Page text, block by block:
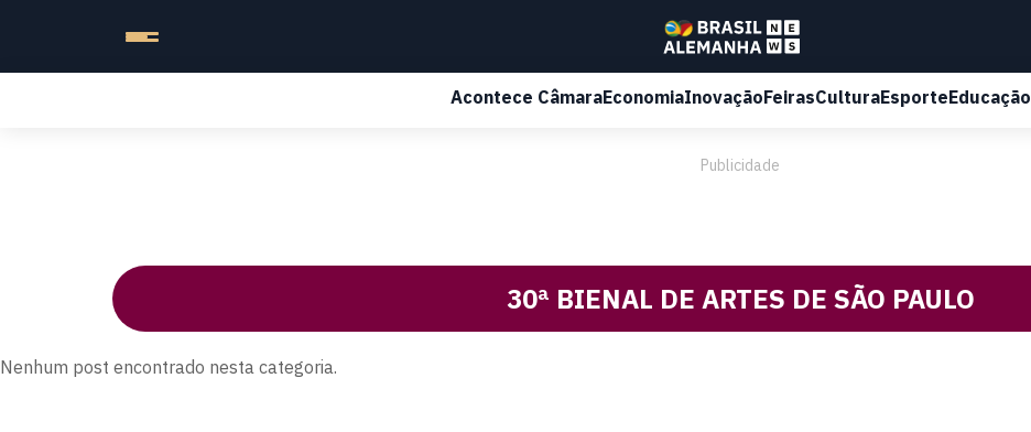
Acontece CâmaraEconomiaInovaçãoFeirasCulturaEsporteEducação
Publicidade
30ª BIENAL DE ARTES DE SÃO PAULO
Nenhum post encontrado nesta categoria.